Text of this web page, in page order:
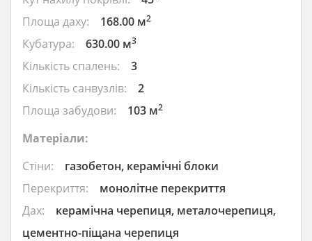
Площа даху:
168.00 м2
Кубатура: 630.00 м3
Кількість спалень:
3
Кількість санвузлів:
2
Площа забудови:
103 м2
Матеріали:
Стіни:
газобетон, керамічні блоки
Перекриття:
монолітне перекриття
Дах:
керамічна черепиця, металочерепиця,
цементно-піщана черепиця